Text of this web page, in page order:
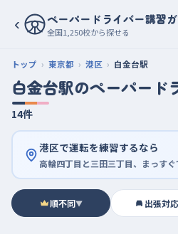
‹ ペーパードライバー講習
全国1,250校から探せる
トップ 東京都 港区 白金台駅
白金台駅のペーパード
14件
港区で運転を練習するなら
高輪四丁目と三田三丁目、まっす
順不同▼ 出張対応